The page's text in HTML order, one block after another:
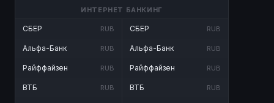
ИНТЕРНЕТ БАНКИНГ
СБЕР RUB
Альфа-Банк RUB
Райффайзен RUB
ВТБ RUB
СБЕР RUB
Альфа-Банк RUB
Райффайзен RUB
ВТБ RUB